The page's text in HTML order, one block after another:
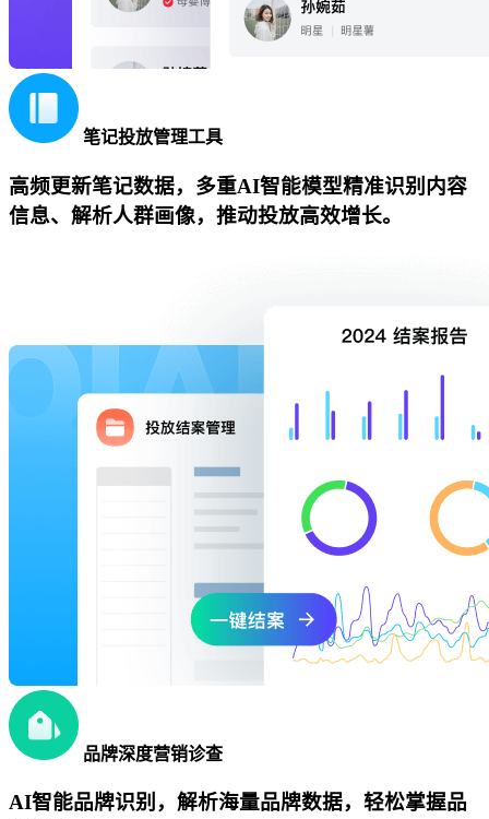
笔记投放管理工具
高频更新笔记数据，多重AI智能模型精准识别内容
信息、解析人群画像，推动投放高效增长。
品牌深度营销诊查
AI智能品牌识别，解析海量品牌数据，轻松掌握品